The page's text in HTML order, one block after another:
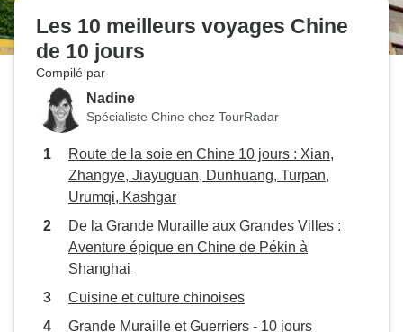
Les 10 meilleurs voyages Chine
de 10 jours
Compilé par
Nadine
Spécialiste Chine chez TourRadar
Route de la soie en Chine 10 jours : Xian,
Zhangye, Jiayuguan, Dunhuang, Turpan,
Urumqi, Kashgar
De la Grande Muraille aux Grandes Villes :
Aventure épique en Chine de Pékin à
Shanghai
Cuisine et culture chinoises
Grande Muraille et Guerriers - 10 jours